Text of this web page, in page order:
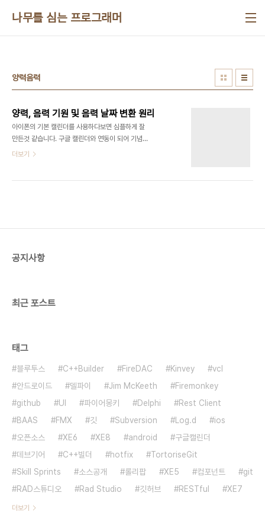
나무를 심는 프로그래머
양력음력
양력, 음력 기원 및 음력 날짜 변환 원리
아이폰의 기본 캘린더를 사용하다보면 심플하게 잘
만든것 같습니다. 구글 캘린더와 연동이 되어 기념일
이나 잡다한 일정관리도 PC와 동기화도 잘되어 매우
지구의 공전을 기준으로 만드러 졌습니다. 양력의 1
더보기
공지사항
최근 포스트
태그
블루투스 C++Builder FireDAC Kinvey
vcl
안드로이드
델파이 Jim McKeeth
Firemonkey
github
UI 파이어몽키 Delphi
Rest Client
BAAS
FMX 깃 Subversion Log.d
ios
오픈소스
XE6 XE8 android
구글캘린더
데브기어
C++빌더 hotfix
TortoriseGit
Skill Sprints
소스공개 롤리팝 XE5 컴포넌트
git
RAD스튜디오
Rad Studio 깃허브 RESTful XE7
더보기